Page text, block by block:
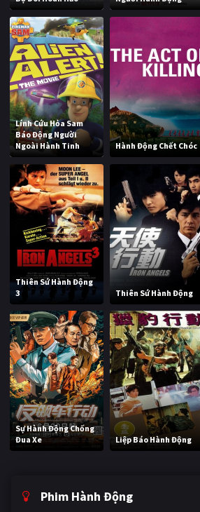
Lính Cứu Hỏa Sam
Báo Động Người
Ngoài Hành Tinh
Hành Động Chết Chóc
Thiên Sứ Hành Động
3
Thiên Sứ Hành Động
Sự Hành Động Chống
Đua Xe
Liệp Báo Hành Động
Phim Hành Động